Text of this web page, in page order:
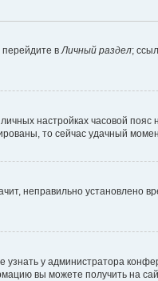
в Личный раздел;
настройках часовой пояс
то сейчас удачный
неправильно установлено
у администратора
вы можете получить на